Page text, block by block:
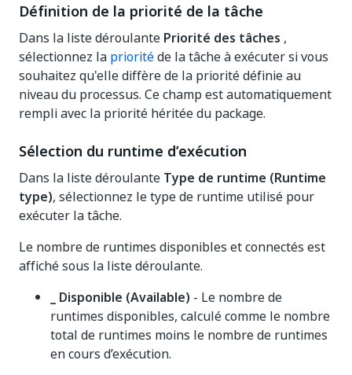
Définition de la priorité de la tâche
Dans la liste déroulante Priorité des tâches ,
sélectionnez la prioritéde la tâche à exécuter si vous
souhaitez qu'elle diffère de la priorité définie au
niveau du processus. Ce champ est automatiquement
rempli avec la priorité héritée du package.
Sélection du runtime d’exécution
Dans la liste déroulante Type de runtime (Runtime
type), sélectionnez le type de runtime utilisé pour
exécuter la tâche.
Le nombre de runtimes disponibles et connectés est
affiché sous la liste déroulante.
_ Disponible (Available) - Le nombre de
runtimes disponibles, calculé comme le nombre
total de runtimes moins le nombre de runtimes
en cours d’exécution.